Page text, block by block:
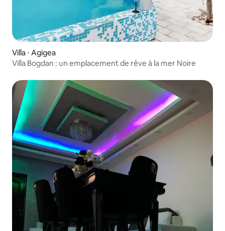
Villa ⋅ Agigea
Villa Bogdan : un emplacement de rêve à la mer Noire